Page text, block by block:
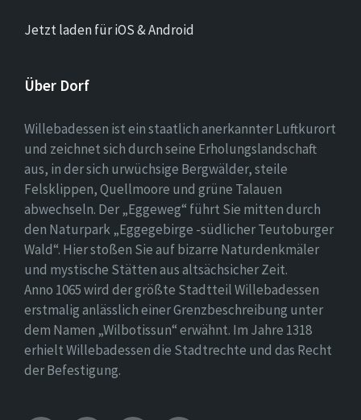
Jetzt laden für iOS & Android
Über Dorf
Willebadessen ist ein staatlich anerkannter Luftkurort
und zeichnet sich durch seine Erholungslandschaft
aus, in der sich urwüchsige Bergwälder, steile
Felsklippen, Quellmoore und grüne Talauen
abwechseln. Der „Eggeweg“ führt Sie mitten durch
den Naturpark „Eggegebirge -südlicher Teutoburger
Wald“. Hier stoßen Sie auf bizarre Naturdenkmäler
und mystische Stätten aus altsächsicher Zeit.
Anno 1065 wird der größte Stadtteil Willebadessen
erstmalig anlässlich einer Grenzbeschreibung unter
dem Namen „Wilbotissun“ erwähnt. Im Jahre 1318
erhielt Willebadessen die Stadtrechte und das Recht
der Befestigung.